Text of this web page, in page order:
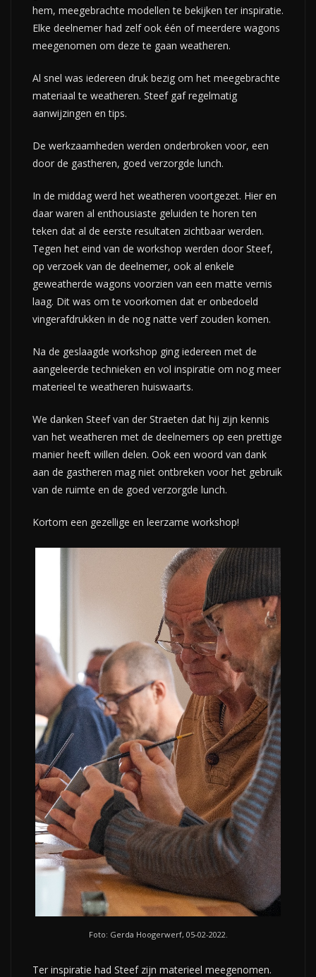
hem, meegebrachte modellen te bekijken ter inspiratie.
Elke deelnemer had zelf ook één of meerdere wagons
meegenomen om deze te gaan weatheren.
Al snel was iedereen druk bezig om het meegebrachte
materiaal te weatheren. Steef gaf regelmatig
aanwijzingen en tips.
De werkzaamheden werden onderbroken voor, een
door de gastheren, goed verzorgde lunch.
In de middag werd het weatheren voortgezet. Hier en
daar waren al enthousiaste geluiden te horen ten
teken dat al de eerste resultaten zichtbaar werden.
Tegen het eind van de workshop werden door Steef,
op verzoek van de deelnemer, ook al enkele
geweatherde wagons voorzien van een matte vernis
laag. Dit was om te voorkomen dat er onbedoeld
vingerafdrukken in de nog natte verf zouden komen.
Na de geslaagde workshop ging iedereen met de
aangeleerde technieken en vol inspiratie om nog meer
materieel te weatheren huiswaarts.
We danken Steef van der Straeten dat hij zijn kennis
van het weatheren met de deelnemers op een prettige
manier heeft willen delen. Ook een woord van dank
aan de gastheren mag niet ontbreken voor het gebruik
van de ruimte en de goed verzorgde lunch.
Kortom een gezellige en leerzame workshop!
Foto: Gerda Hoogerwerf, 05-02-2022.
Ter inspiratie had Steef zijn materieel meegenomen.